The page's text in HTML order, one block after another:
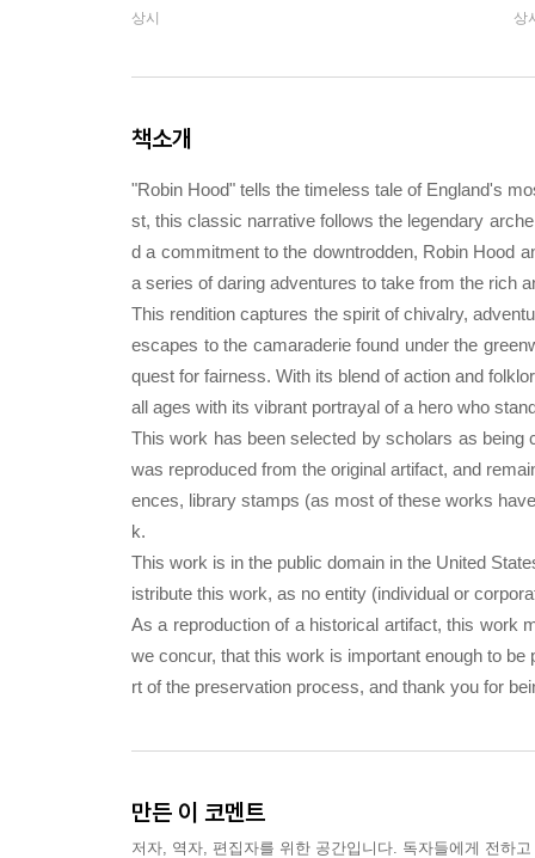
상시 상
책소개
"Robin Hood" tells the timeless tale of England's
st, this classic narrative follows the legendary
d a commitment to the downtrodden, Robin Hood
a series of daring adventures to take from the rich
This rendition captures the spirit of chivalry,
escapes to the camaraderie found under the
quest for fairness. With its blend of action and
all ages with its vibrant portrayal of a hero who
This work has been selected by scholars as
was reproduced from the original artifact, and
ences, library stamps (as most of these works
k.
This work is in the public domain in the United
istribute this work, as no entity (individual or
As a reproduction of a historical artifact, this work
we concur, that this work is important enough to
rt of the preservation process, and thank you for
만든 이 코멘트
저자, 역자, 편집자를 위한 공간입니다. 독자들에게 전하